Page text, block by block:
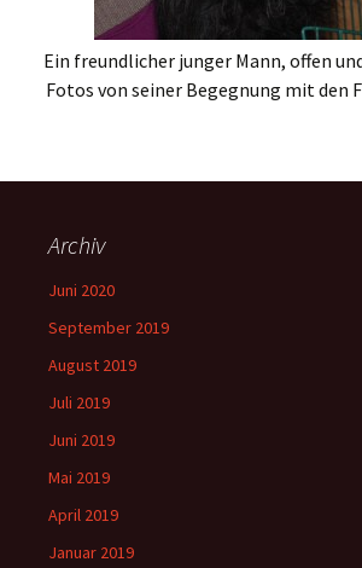
Ein freundlicher junger Mann, offen
Fotos von seiner Begegnung mit den
Archiv
Juni 2020
September 2019
August 2019
Juli 2019
Juni 2019
Mai 2019
April 2019
Januar 2019